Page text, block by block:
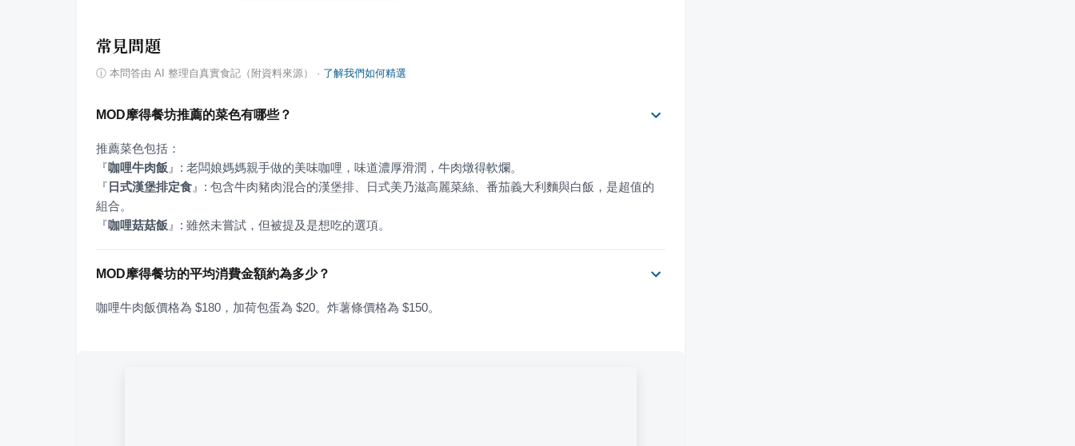
常見問題
ⓘ 本問答由 AI 整理自真實食記（附資料來源） · 了解我們如何精選
MOD摩得餐坊推薦的菜色有哪些？
『咖哩牛肉飯 』
『 日式漢堡排定食 』 : 包含牛肉豬肉混合的漢堡排、日式美乃滋高麗菜絲、番茄義大利麵與白飯，是超值的
『咖哩菇菇飯 』 : 雖然未嘗試，但被提及是想吃的選項。
MOD摩得餐坊的平均消費金額約為多少？
咖哩牛肉飯價格為 $180，加荷包蛋為 $20。炸薯條價格為 $150。